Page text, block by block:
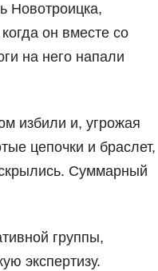
Новотроицка,
он вместе со
на него напали
избили и, угрожая
цепочки и браслет,
Суммарный
группы,
экспертизу.